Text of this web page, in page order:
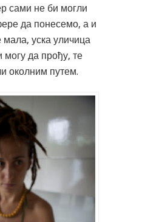
сами не би могли
да понесемо, а и
мала, уска уличица
могу да прођу, те
околним путем.